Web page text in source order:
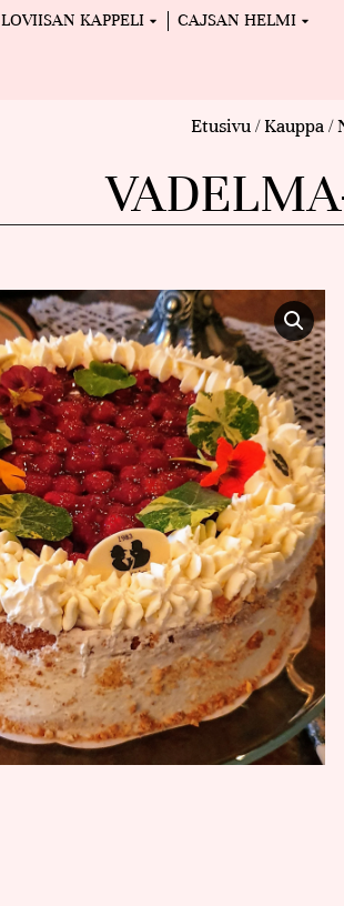
LOVIISAN KAPPELI CAJSAN HELMI
Etusivu/Kauppa/